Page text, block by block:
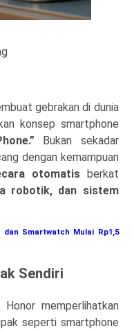
gebrakan di dunia
konsep smartphone
Bukan sekadar
dengan kemampuan
otomatisberkat
robotik, dan sistem
Smartwatch Mulai Rp1,5
Sendiri
memperlihatkan
seperti smartphone